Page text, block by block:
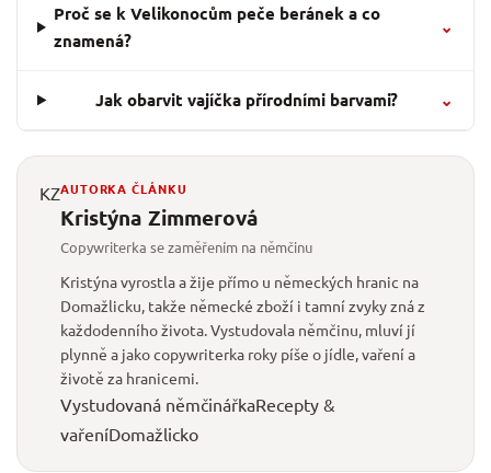
Proč se k Velikonocům peče beránek a co
znamená?
⌄
Jak obarvit vajíčka přírodními barvami? ⌄
KZAUTORKA ČLÁNKU
Kristýna Zimmerová
Copywriterka se zaměřením na němčinu
Kristýna vyrostla a žije přímo u německých hranic na
Domažlicku, takže německé zboží i tamní zvyky zná z
každodenního života. Vystudovala němčinu, mluví jí
plynně a jako copywriterka roky píše o jídle, vaření a
životě za hranicemi.
Vystudovaná němčinářkaRecepty &
vařeníDomažlicko